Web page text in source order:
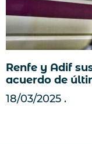
Renfe y Adif
acuerdo de
18/03/2025